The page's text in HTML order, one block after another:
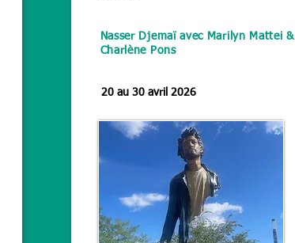
Nasser Djemaï avec Marilyn Mattei &
Charlène Pons
20 au 30 avril 2026